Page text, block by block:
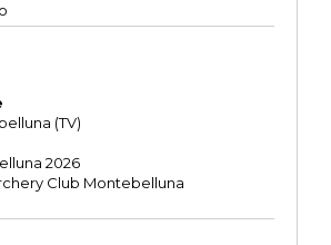
(TV)
2026
Club Montebelluna